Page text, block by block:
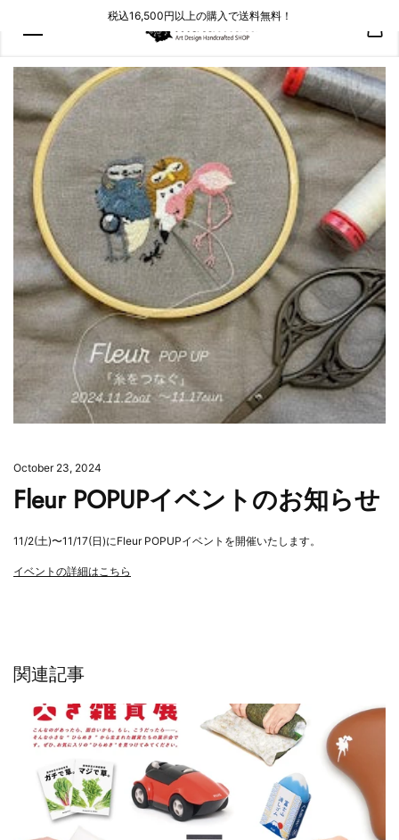
税込16,500円以上の購入で送料無料！
October 23, 2024
Fleur POPUPイベントのお知らせ
11/2(土)〜11/17(日)にFleur POPUPイベントを開催いたします。
イベントの詳細はこちら
関連記事